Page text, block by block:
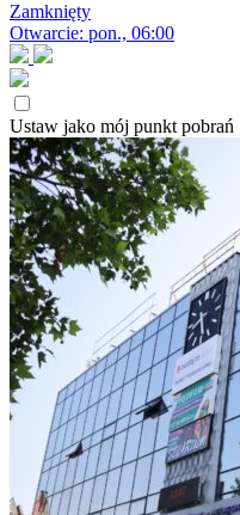
Zamknięty
Otwarcie: pon., 06:00
Ustaw jako mój punkt pobrań